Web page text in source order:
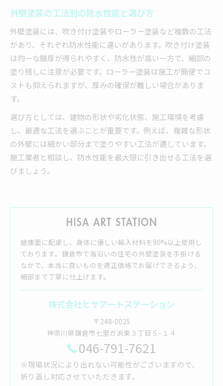
外壁塗装の工法別の防水性能と選び方
外壁塗装には、吹き付け塗装やローラー塗装など複数の工法
があり、それぞれ防水性能に違いがあります。吹き付け塗装
は均一な膜厚が得られやすく、防水性が高い一方で、細部の
塗り残しに注意が必要です。ローラー塗装は施工が簡便でコ
ストも抑えられますが、厚みの確保が難しい場合がありま
す。
選び方としては、建物の形状や劣化状態、施工環境を考慮
し、最適な工法を選ぶことが重要です。例えば、複雑な形状
の外壁には細かい部分まで塗りやすい工法が適しています。
施工業者と相談し、防水性能を最大限に引き出せる工法を選
びましょう。
健康面に配慮し、身体に優しい輸入材料を90%以上使用し
ております。鎌倉市で海沿いの住宅の外壁塗装を手掛ける
なかで、本当に良いものを適正価格でお届けできるよう、
細部まで丁寧に仕上げます。
株式会社ヒサアートステーション
〒248-0025
神奈川県鎌倉市七里ガ浜東３丁目５−１４
046-791-7621
※現場状況により出れない可能性がございますので、
折り返し対応させていただきます。